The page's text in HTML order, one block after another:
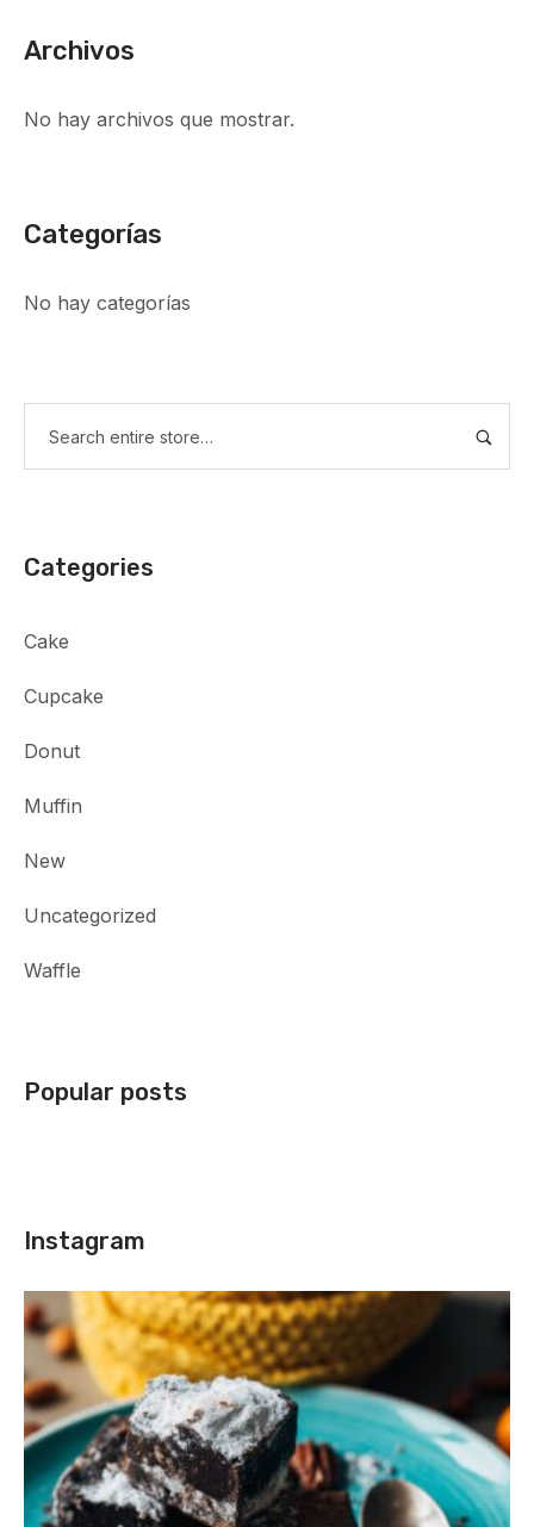
Archivos
No hay archivos que mostrar.
Categorías
No hay categorías
Categories
Cake
Cupcake
Donut
Muffin
New
Uncategorized
Waffle
Popular posts
Instagram